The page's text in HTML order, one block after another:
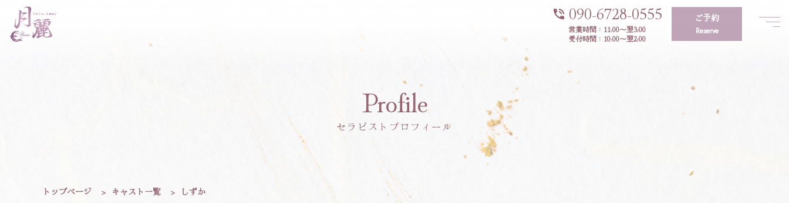
phone_in_talk 090-6728-0555
営業時間：11:00〜翌3:00
受付時間：10:00〜翌2:00
ご予約
Reserve
セラピストプロフィール
Profile
トップページ > キャスト一覧 > しずか